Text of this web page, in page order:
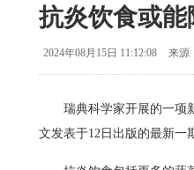
抗炎饮食或
2024年08月15日 11:12:08 来源
瑞典科学家开展的一项新
文发表于12日出版的最新一